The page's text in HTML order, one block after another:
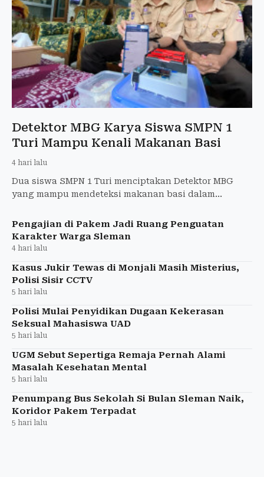
Detektor MBG Karya Siswa SMPN 1
Turi Mampu Kenali Makanan Basi
4 hari lalu
Dua siswa SMPN 1 Turi menciptakan Detektor MBG
yang mampu mendeteksi makanan basi dalam
Pengajian di Pakem Jadi Ruang Penguatan
Karakter Warga Sleman
4 hari lalu
Kasus Jukir Tewas di Monjali Masih Misterius,
Polisi Sisir CCTV
5 hari lalu
Polisi Mulai Penyidikan Dugaan Kekerasan
Seksual Mahasiswa UAD
5 hari lalu
UGM Sebut Sepertiga Remaja Pernah Alami
Masalah Kesehatan Mental
5 hari lalu
Penumpang Bus Sekolah Si Bulan Sleman Naik,
Koridor Pakem Terpadat
5 hari lalu